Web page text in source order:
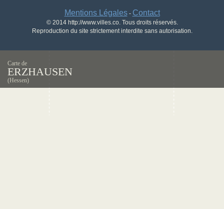
Mentions Légales- Contact
© 2014 http://www.villes.co. Tous droits réservés.
Reproduction du site strictement interdite sans autorisation.
Carte de
ERZHAUSEN
(Hessen)